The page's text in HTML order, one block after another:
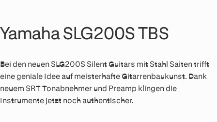
Yamaha SLG200S TBS
Bei den neuen SLG200S Silent Guitars mit Stahl Saiten trifft
eine geniale Idee auf meisterhafte Gitarrenbaukunst. Dank
neuem SRT Tonabnehmer und Preamp klingen die
Instrumente jetzt noch authentischer.